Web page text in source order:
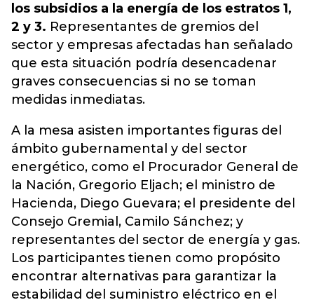
los subsidios a la energía de los estratos 1,
2 y 3. Representantes de gremios del
sector y empresas afectadas han señalado
que esta situación podría desencadenar
graves consecuencias si no se toman
medidas inmediatas.
A la mesa asisten importantes figuras del
ámbito gubernamental y del sector
energético, como el Procurador General de
la Nación, Gregorio Eljach; el ministro de
Hacienda, Diego Guevara; el presidente del
Consejo Gremial, Camilo Sánchez; y
representantes del sector de energía y gas.
Los participantes tienen como propósito
encontrar alternativas para garantizar la
estabilidad del suministro eléctrico en el